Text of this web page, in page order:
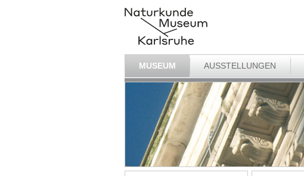
MUSEUM AUSSTELLUNGEN